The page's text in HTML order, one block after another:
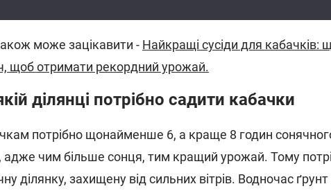
може зацікавити - Найкращі сусіди для кабачків:
щоб отримати рекордний урожай.
ділянці потрібно садити кабачки
потрібно щонайменше 6, а краще 8 годин
адже чим більше сонця, тим кращий урожай. Тому
ділянку, захищену від сильних вітрів. Водночас